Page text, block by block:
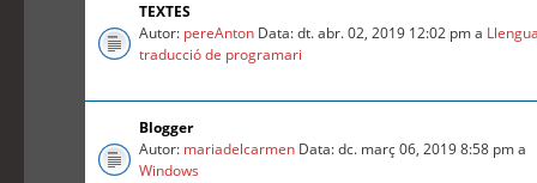
TEXTES
Autor: pereAnton Data: dt. abr. 02, 2019 12:02 pm a
traducció de programari
Blogger
Autor: mariadelcarmen Data: dc. març 06, 2019 8:58 pm a
Windows